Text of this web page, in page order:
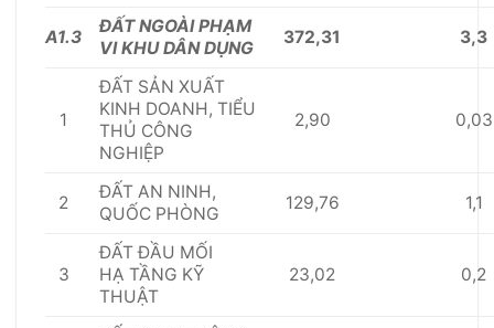
A1.3
ĐẤT NGOÀI PHẠM
VI KHU DÂN DỤNG
372,31 3,3
1
ĐẤT SẢN XUẤT
KINH DOANH, TIỂU
THỦ CÔNG
NGHIỆP
2,90 0,03
2
ĐẤT AN NINH,
QUỐC PHÒNG
129,76 1,1
3
ĐẤT ĐẦU MỐI
HẠ TẦNG KỸ
THUẬT
23,02 0,2